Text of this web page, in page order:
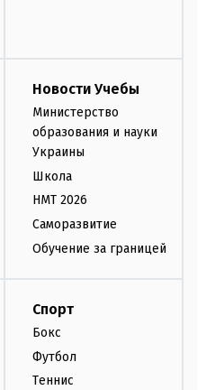
Новости Учебы
Министерство
образования и науки
Украины
Школа
НМТ 2026
Саморазвитие
Обучение за границей
Спорт
Бокс
Футбол
Теннис